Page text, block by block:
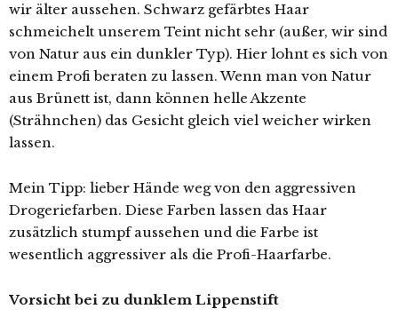
wir älter aussehen. Schwarz gefärbtes Haar
schmeichelt unserem Teint nicht sehr (außer, wir sind
von Natur aus ein dunkler Typ). Hier lohnt es sich von
einem Profi beraten zu lassen. Wenn man von Natur
aus Brünett ist, dann können helle Akzente
(Strähnchen) das Gesicht gleich viel weicher wirken
lassen.
Mein Tipp: lieber Hände weg von den aggressiven
Drogeriefarben. Diese Farben lassen das Haar
zusätzlich stumpf aussehen und die Farbe ist
wesentlich aggressiver als die Profi-Haarfarbe.
Vorsicht bei zu dunklem Lippenstift